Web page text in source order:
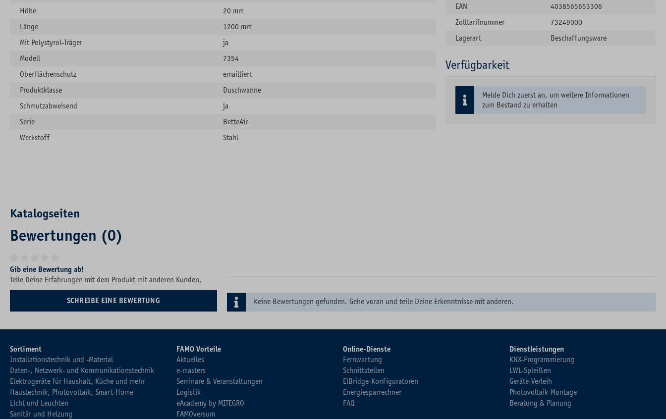
Höhe
20 mm
Länge
1200 mm
Mit Polystyrol-Träger
ja
Modell
7354
Oberflächenschutz
emailliert
Produktklasse
Duschwanne
Schmutzabweisend
ja
Serie
BetteAir
Werkstoff
Stahl
EAN
4038565653306
Zolltarifnummer
73249000
Lagerart
Beschaffungsware
Verfügbarkeit
Melde Dich zuerst an, um weitere Informationen
zum Bestand zu erhalten
Katalogseiten
Bewertungen (0)
Durchschnittliche Bewertung von 0 von 5 Sternen
Gib eine Bewertung ab!
Teile Deine Erfahrungen mit dem Produkt mit anderen Kunden.
SCHREIBE EINE BEWERTUNG Keine Bewertungen gefunden. Gehe voran und teile Deine Erkenntnisse mit anderen.
Sortiment
Installationstechnik und -Material
Daten-, Netzwerk- und Kommunikationstechnik
Elektrogeräte für Haushalt, Küche und mehr
Haustechnik, Photovoltaik, Smart-Home
Licht und Leuchten
Sanitär und Heizung
FAMO Vorteile
Aktuelles
e-masters
Seminare & Veranstaltungen
Logistik
eAcademy by MITEGRO
FAMOversum
Online-Dienste
Fernwartung
Schnittstellen
ElBridge-Konfiguratoren
Energiesparrechner
FAQ
Dienstleistungen
KNX-Programmierung
LWL-Spleißen
Geräte-Verleih
Photovoltaik-Montage
Beratung & Planung